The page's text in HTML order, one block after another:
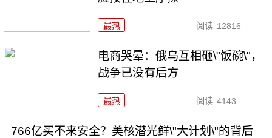
最热 阅读 12816
电商哭晕：俄乌互相砸\"饭碗\"，
战争已没有后方
最热 阅读 4143
766亿买不来安全？美核潜光鲜\"大计划\"的背后